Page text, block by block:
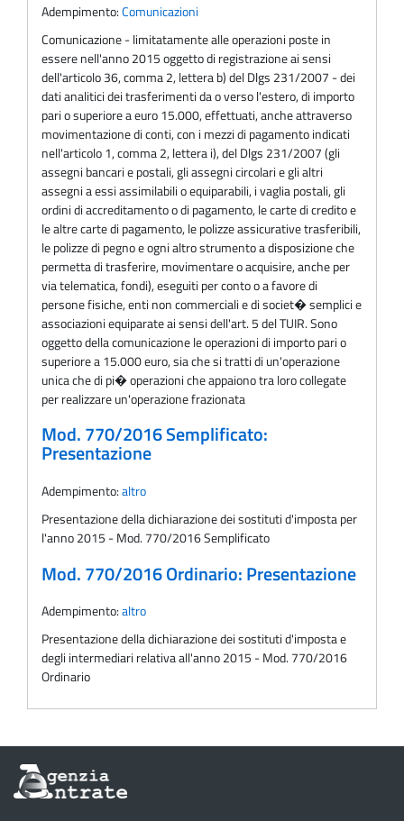
Adempimento:Comunicazioni
Comunicazione - limitatamente alle operazioni poste in
essere nell'anno 2015 oggetto di registrazione ai sensi
dell'articolo 36, comma 2, lettera b) del Dlgs 231/2007 - dei
dati analitici dei trasferimenti da o verso l'estero, di importo
pari o superiore a euro 15.000, effettuati, anche attraverso
movimentazione di conti, con i mezzi di pagamento indicati
nell'articolo 1, comma 2, lettera i), del Dlgs 231/2007 (gli
assegni bancari e postali, gli assegni circolari e gli altri
assegni a essi assimilabili o equiparabili, i vaglia postali, gli
ordini di accreditamento o di pagamento, le carte di credito e
le altre carte di pagamento, le polizze assicurative trasferibili,
le polizze di pegno e ogni altro strumento a disposizione che
permetta di trasferire, movimentare o acquisire, anche per
via telematica, fondi), eseguiti per conto o a favore di
persone fisiche, enti non commerciali e di societ� semplici e
associazioni equiparate ai sensi dell'art. 5 del TUIR. Sono
oggetto della comunicazione le operazioni di importo pari o
superiore a 15.000 euro, sia che si tratti di un'operazione
unica che di pi� operazioni che appaiono tra loro collegate
per realizzare un'operazione frazionata
Mod. 770/2016 Semplificato:
Presentazione
Adempimento:altro
Presentazione della dichiarazione dei sostituti d'imposta per
l'anno 2015 - Mod. 770/2016 Semplificato
Mod. 770/2016 Ordinario: Presentazione
Adempimento:altro
Presentazione della dichiarazione dei sostituti d'imposta e
degli intermediari relativa all'anno 2015 - Mod. 770/2016
Ordinario
Informazioni
sul